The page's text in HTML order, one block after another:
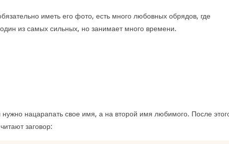
иметь его фото, есть много любовных обрядов, где
из самых сильных, но занимает много времени.
нацарапать свое имя, а на второй имя любимого. После
заговор: